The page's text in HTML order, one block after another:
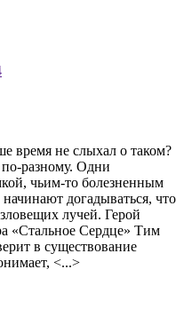
время не слыхал о таком?
по-разному. Одни
чьим-то болезненным
догадываться, что
лучей. Герой
«Стальное Сердце» Тим
в существование
<...>